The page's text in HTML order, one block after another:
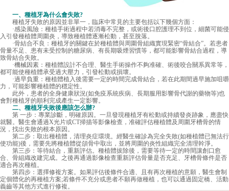
一、種植牙為什么會失敗?
種植牙失敗的原因並非單一，臨床中常見的主要包括以下幾個方面：
·感染風險：種植手術過程中若消毒不完整，或術後口腔護理不到位，細菌可能侵
入引發種植體周圍炎，導致種植體逐漸松動，甚至脫落。
·骨結合不良：種植牙的關鍵在於種植體與周圍骨組織實現緊密“骨結合”。若患者
骨量不足、患有未受控制的糖尿病、有長期吸煙習慣等，都可能影響骨結合過程，導
致骨結合失敗。
·機械因素：種植體設計不合理、醫生手術操作不夠准確、術後咬合關系異常等，
都可能使種植體承受過大壓力，引發松動或損壞。
·過早負重：種植體植入後需要一定的時間完成骨結合，若在此期間過早施加咀嚼
力，可能影響種植體的穩定性。
此外，患者的全身健康狀況(如免疫系統疾病、長期服用影響骨代謝的藥物等)也
會對種植牙的順利完成產生一定影響。
二、種植牙失敗後應該怎么辦?
第 一步：專業診斷，明確原因。一旦發現種植牙有松動或持續發炎跡象，應盡快
就醫。醫生會通過X光片或CT掃描等影像檢查，准確評估種植體及周圍牙槽骨的情
況，找出失敗的根本原因。
第二步：取出種植體，清理炎症環境。經醫生確診為完全失敗(如種植體已無法行
使功能)後，需要先將種植體從頜骨中取出，並將周圍的炎性組織完全清理幹淨。
第三步：等待結合，重新評估。種植體拔除後，需要等待一定的時間讓創口愈
合、骨組織改建完成。之後再通過影像檢查重新評估骨量是否充足、牙槽骨條件是否
適合再次種植。
第四步：選擇修複方案。如果評估後條件合適、且有再次種植的意願，醫生會制
定個體化的再種植方案;若條件不充分或患者不願再做種植，也可以通過固定橋、活動
義齒等其他方式進行修複。